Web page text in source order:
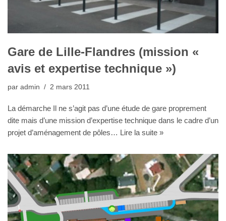
Gare de Lille-Flandres (mission «
avis et expertise technique »)
par admin 2 mars 2011
La démarche Il ne s’agit pas d’une étude de gare proprement
dite mais d’une mission d’expertise technique dans le cadre d’un
projet d’aménagement de pôles… Lire la suite »